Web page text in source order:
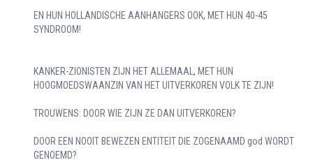
EN HUN HOLLANDISCHE AANHANGERS OOK, MET HUN 40-45
SYNDROOM!
KANKER-ZIONISTEN ZIJN HET ALLEMAAL, MET HUN
HOOGMOEDSWAANZIN VAN HET UITVERKOREN VOLK TE ZIJN!
TROUWENS: DOOR WIE ZIJN ZE DAN UITVERKOREN?
DOOR EEN NOOIT BEWEZEN ENTITEIT DIE ZOGENAAMD god WORDT
GENOEMD?